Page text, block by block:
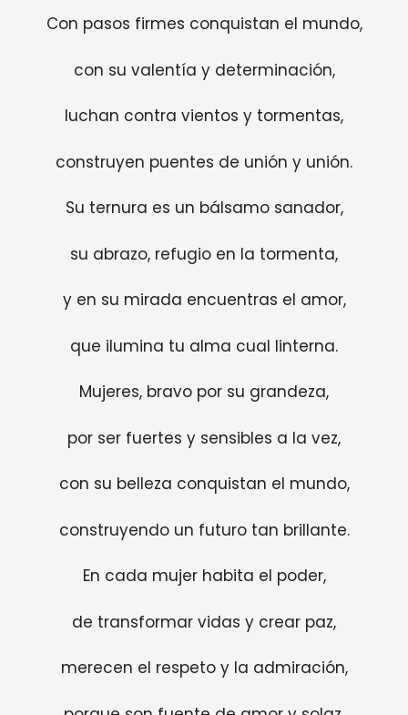
Con pasos firmes conquistan el mundo,
con su valentía y determinación,
luchan contra vientos y tormentas,
construyen puentes de unión y unión.
Su ternura es un bálsamo sanador,
su abrazo, refugio en la tormenta,
y en su mirada encuentras el amor,
que ilumina tu alma cual linterna.
Mujeres, bravo por su grandeza,
por ser fuertes y sensibles a la vez,
con su belleza conquistan el mundo,
construyendo un futuro tan brillante.
En cada mujer habita el poder,
de transformar vidas y crear paz,
merecen el respeto y la admiración,